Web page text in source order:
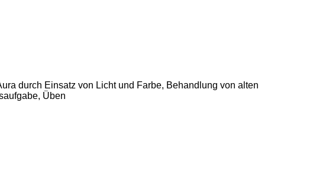
durch Einsatz von Licht und Farbe, Behandlung von alten
Üben